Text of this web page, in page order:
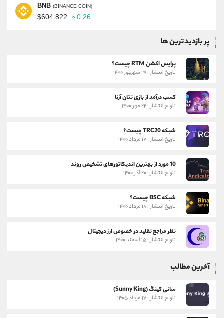
BNB (BINANCE COIN)
$604.822 0.26
پر بازدیدترین ها
پرایس اکشن RTM چیست؟
تاریخ انتشار : ۲۹ شهریور ۱۴۰۰
کسب درآمد از بازی تتان آرنا
تاریخ انتشار : ۲۲ مهر ۱۴۰۰
شبکه TRC20 چیست؟
تاریخ انتشار : ۱۷ مرداد ۱۴۰۰
10 مورد از بهترین اندیکاتورهای تشخیص روند
تاریخ انتشار : ۲۰ آذر ۱۴۰۰
شبکه BSC چیست؟
تاریخ انتشار : ۱۸ مرداد ۱۴۰۰
نظر مراجع تقلید در خصوص ارز دیجیتال
تاریخ انتشار : ۱۵ اسفند ۱۴۰۰
آخرین مطالب
سانی کینگ (Sunny King)
تاریخ انتشار : ۱۷ مرداد ۱۴۰۵